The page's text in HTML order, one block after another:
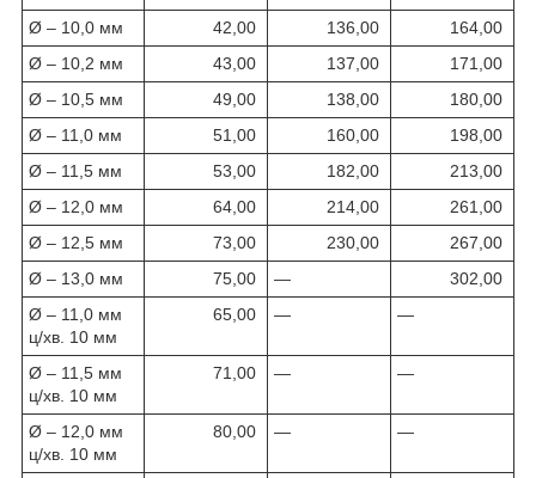
Ø – 10,0 мм
42,00 136,00
164,00
Ø – 10,2 мм
43,00 137,00
171,00
Ø – 10,5 мм
49,00 138,00
180,00
Ø – 11,0 мм
51,00 160,00
198,00
Ø – 11,5 мм
53,00 182,00
213,00
Ø – 12,0 мм
64,00 214,00
261,00
Ø – 12,5 мм
73,00 230,00
267,00
Ø – 13,0 мм
75,00 —
302,00
Ø – 11,0 мм
ц/хв. 10 мм
65,00 — —
Ø – 11,5 мм
ц/хв. 10 мм
71,00 — —
Ø – 12,0 мм
ц/хв. 10 мм
80,00 — —